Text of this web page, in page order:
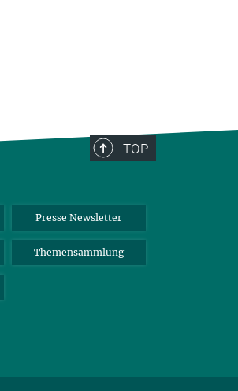
TOP
Presse Newsletter
Themensammlung